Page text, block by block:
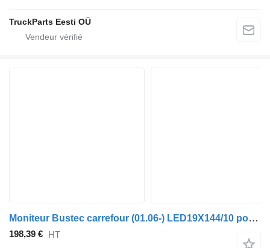
TruckParts Eesti OÜ
Moniteur Bustec carrefour (01.06-) LED19X144/10 pour Irisbus Arway, Crossway, Crealis, Magelys, Proway, Daily Tourys (2006-)
198,39 € HT